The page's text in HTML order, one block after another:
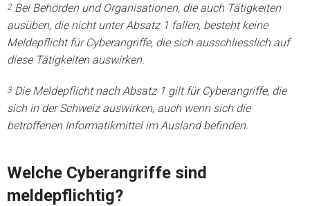
2Bei Behörden und Organisationen, die auch Tätigkeiten
ausüben, die nicht unter Absatz 1 fallen, besteht keine
Meldepflicht für Cyberangriffe, die sich ausschliesslich auf
diese Tätigkeiten auswirken.
3Die Meldepflicht nach Absatz 1 gilt für Cyberangriffe, die
sich in der Schweiz auswirken, auch wenn sich die
betroffenen Informatikmittel im Ausland befinden.
Welche Cyberangriffe sind
meldepflichtig?